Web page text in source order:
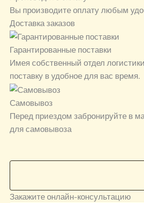
Вы производите оплату любым
Доставка заказов
Гарантированные поставки
Имея собственный отдел
поставку в удобное для вас время.
Самовывоз
Перед приездом забронируйте в
для самовывоза
Закажите онлайн-консультацию